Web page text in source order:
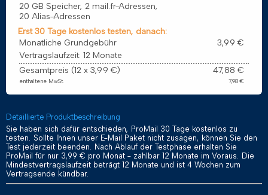
20 GB Speicher, 2 mail.fr-Adressen,
20 Alias-Adressen
Erst 30 Tage kostenlos testen, danach:
Monatliche Grundgebühr
3,99 €
Vertragslaufzeit: 12 Monate
Gesamtpreis (12 x 3,99 €)
47,88 €
enthaltene MwSt. 7,98 €
Detaillierte Produktbeschreibung
Sie haben sich dafür entschieden, ProMail 30 Tage kostenlos zu
testen. Sollte Ihnen unser E-Mail Paket nicht zusagen, können Sie den
Test jederzeit beenden. Nach Ablauf der Testphase erhalten Sie
ProMail für nur 3,99 € pro Monat - zahlbar 12 Monate im Voraus. Die
Mindestvertragslaufzeit beträgt 12 Monate und ist 4 Wochen zum
Vertragsende kündbar.